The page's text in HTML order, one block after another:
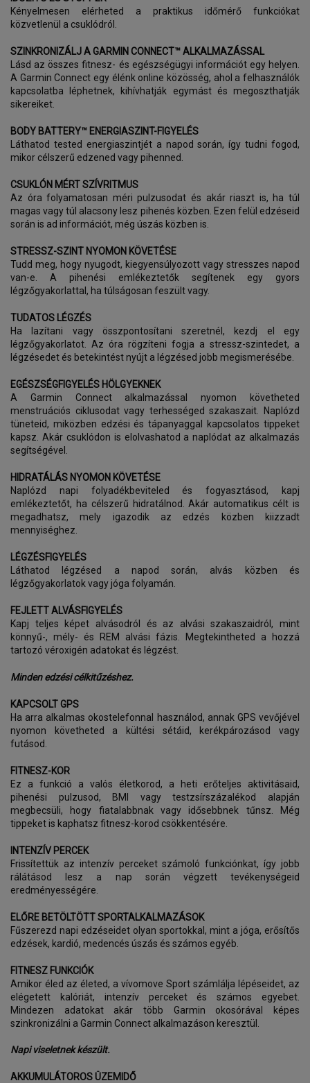
Kényelmesen elérheted a praktikus időmérő funkciókat
közvetlenül a csuklódról.
SZINKRONIZÁLJ A GARMIN CONNECT™ ALKALMAZÁSSAL
Lásd az összes fitnesz- és egészségügyi információt egy helyen.
A Garmin Connect egy élénk online közösség, ahol a felhasználók
kapcsolatba léphetnek, kihívhatják egymást és megoszthatják
sikereiket.
BODY BATTERY™ ENERGIASZINT-FIGYELÉS
Láthatod tested energiaszintjét a napod során, így tudni fogod,
mikor célszerű edzened vagy pihenned.
CSUKLÓN MÉRT SZÍVRITMUS
Az óra folyamatosan méri pulzusodat és akár riaszt is, ha túl
magas vagy túl alacsony lesz pihenés közben. Ezen felül edzéseid
során is ad információt, még úszás közben is.
STRESSZ-SZINT NYOMON KÖVETÉSE
Tudd meg, hogy nyugodt, kiegyensúlyozott vagy stresszes napod
van-e. A pihenési emlékeztetők segítenek egy gyors
légzőgyakorlattal, ha túlságosan feszült vagy.
TUDATOS LÉGZÉS
Ha lazítani vagy összpontosítani szeretnél, kezdj el egy
légzőgyakorlatot. Az óra rögzíteni fogja a stressz-szintedet, a
légzésedet és betekintést nyújt a légzésed jobb megismerésébe.
EGÉSZSÉGFIGYELÉS HÖLGYEKNEK
A Garmin Connect alkalmazással nyomon követheted
menstruációs ciklusodat vagy terhességed szakaszait. Naplózd
tüneteid, miközben edzési és tápanyaggal kapcsolatos tippeket
kapsz. Akár csuklódon is elolvashatod a naplódat az alkalmazás
segítségével.
HIDRATÁLÁS NYOMON KÖVETÉSE
Naplózd napi folyadékbeviteled és fogyasztásod, kapj
emlékeztetőt, ha célszerű hidratálnod. Akár automatikus célt is
megadhatsz, mely igazodik az edzés közben kiizzadt
mennyiséghez.
LÉGZÉSFIGYELÉS
Láthatod légzésed a napod során, alvás közben és
légzőgyakorlatok vagy jóga folyamán.
FEJLETT ALVÁSFIGYELÉS
Kapj teljes képet alvásodról és az alvási szakaszaidról, mint
könnyű-, mély- és REM alvási fázis. Megtekintheted a hozzá
tartozó véroxigén adatokat és légzést.
Minden edzési célkitűzéshez.
KAPCSOLT GPS
Ha arra alkalmas okostelefonnal használod, annak GPS vevőjével
nyomon követheted a kültési sétáid, kerékpározásod vagy
futásod.
FITNESZ-KOR
Ez a funkció a valós életkorod, a heti erőteljes aktivitásaid,
pihenési pulzusod, BMI vagy testzsírszázalékod alapján
megbecsüli, hogy fiatalabbnak vagy idősebbnek tűnsz. Még
tippeket is kaphatsz fitnesz-korod csökkentésére.
INTENZÍV PERCEK
Frissítettük az intenzív perceket számoló funkciónkat, így jobb
rálátásod lesz a nap során végzett tevékenységeid
eredményességére.
ELŐRE BETÖLTÖTT SPORTALKALMAZÁSOK
Fűszerezd napi edzéseidet olyan sportokkal, mint a jóga, erősítős
edzések, kardió, medencés úszás és számos egyéb.
FITNESZ FUNKCIÓK
Amikor éled az életed, a vívomove Sport számlálja lépéseidet, az
elégetett kalóriát, intenzív perceket és számos egyebet.
Mindezen adatokat akár több Garmin okosórával képes
szinkronizálni a Garmin Connect alkalmazáson keresztül.
Napi viseletnek készült.
AKKUMULÁTOROS ÜZEMIDŐ